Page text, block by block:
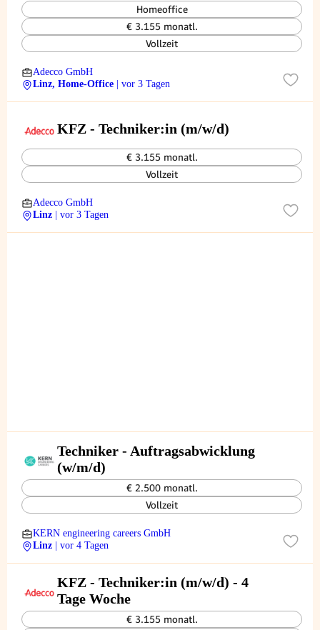
Homeoffice
€ 3.155 monatl.
Vollzeit
Adecco GmbH
Linz, Home-Office
| vor 3 Tagen
KFZ - Techniker:in (m/w/d)
€ 3.155 monatl.
Vollzeit
Adecco GmbH
Linz
| vor 3 Tagen
Techniker - Auftragsabwicklung
(w/m/d)
€ 2.500 monatl.
Vollzeit
KERN engineering careers GmbH
Linz
| vor 4 Tagen
KFZ - Techniker:in (m/w/d) - 4
Tage Woche
€ 3.155 monatl.